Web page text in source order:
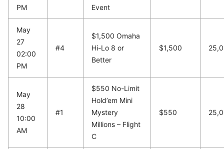
PM
Event
May
27
02:00
PM
#4
$1,500 Omaha
Hi-Lo 8 or
Better
$1,500
May
28
10:00
AM
#1
$550 No-Limit
Hold’em Mini
Mystery
Millions – Flight
C
$550